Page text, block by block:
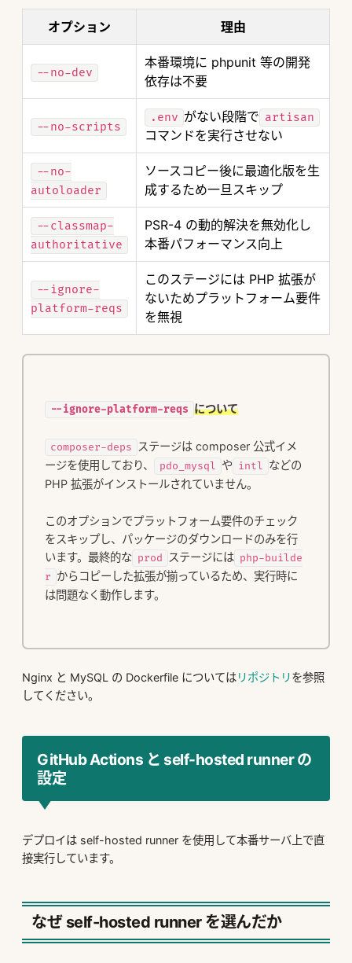
オプション 理由
--no-dev
本番環境に phpunit 等の開発
依存は不要
--no-scripts
.env がない段階で artisan
コマンドを実行させない
--no-
autoloader
ソースコピー後に最適化版を生
成するため一旦スキップ
--classmap-
authoritative
PSR-4 の動的解決を無効化し
本番パフォーマンス向上
--ignore-
platform-reqs
このステージには PHP 拡張が
ないためプラットフォーム要件
を無視
--ignore-platform-reqs について
composer-deps
ステージは composer 公式イメ
ージを使用しており、
pdo_mysql や intl などの
PHP 拡張がインストールされていません。
このオプションでプラットフォーム要件のチェック
をスキップし、パッケージのダウンロードのみを行
います。最終的な prod ステージには php-builde
r からコピーした拡張が揃っているため、実行時に
は問題なく動作します。
Nginx と MySQL の Dockerfile についてはリポジトリを参照
してください。
GitHub Actions と self-hosted runner の
設定
デプロイは self-hosted runner を使用して本番サーバ上で直
接実行しています。
なぜ self-hosted runner を選んだか